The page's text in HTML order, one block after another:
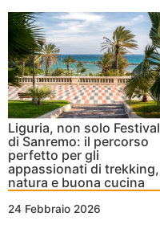
Liguria, non solo Festival
di Sanremo: il percorso
perfetto per gli
appassionati di trekking,
natura e buona cucina
24 Febbraio 2026